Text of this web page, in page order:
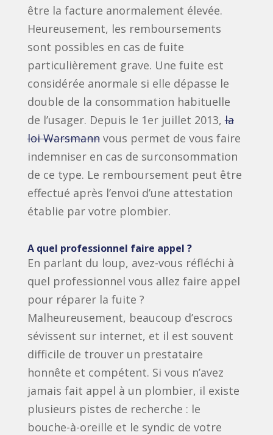
être la facture anormalement élevée.
Heureusement, les remboursements
sont possibles en cas de fuite
particulièrement grave. Une fuite est
considérée anormale si elle dépasse le
double de la consommation habituelle
de l’usager. Depuis le 1er juillet 2013,la
loi Warsmannvous permet de vous faire
indemniser en cas de surconsommation
de ce type. Le remboursement peut être
effectué après l’envoi d’une attestation
établie par votre plombier.
A quel professionnel faire appel ?
En parlant du loup, avez-vous réfléchi à
quel professionnel vous allez faire appel
pour réparer la fuite ?
Malheureusement, beaucoup d’escrocs
sévissent sur internet, et il est souvent
difficile de trouver un prestataire
honnête et compétent. Si vous n’avez
jamais fait appel à un plombier, il existe
plusieurs pistes de recherche : le
bouche-à-oreille et le syndic de votre